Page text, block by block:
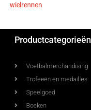
wielrennen
Productcategorieën
Voetbalmerchandising
Trofeeën en medailles
Speelgoed
Boeken